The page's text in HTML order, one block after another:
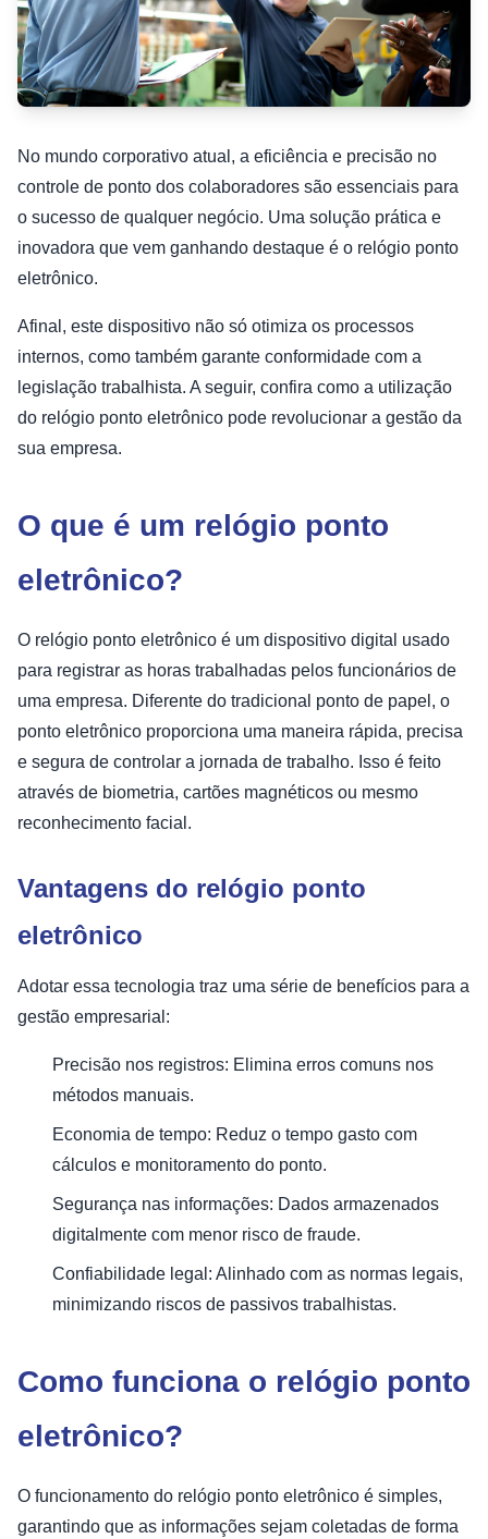
No mundo corporativo atual, a eficiência e precisão no
controle de ponto dos colaboradores são essenciais para
o sucesso de qualquer negócio. Uma solução prática e
inovadora que vem ganhando destaque é o relógio ponto
eletrônico.
Afinal, este dispositivo não só otimiza os processos
internos, como também garante conformidade com a
legislação trabalhista. A seguir, confira como a utilização
do relógio ponto eletrônico pode revolucionar a gestão da
sua empresa.
O que é um relógio ponto
eletrônico?
O relógio ponto eletrônico é um dispositivo digital usado
para registrar as horas trabalhadas pelos funcionários de
uma empresa. Diferente do tradicional ponto de papel, o
ponto eletrônico proporciona uma maneira rápida, precisa
e segura de controlar a jornada de trabalho. Isso é feito
através de biometria, cartões magnéticos ou mesmo
reconhecimento facial.
Vantagens do relógio ponto
eletrônico
Adotar essa tecnologia traz uma série de benefícios para a
gestão empresarial:
Precisão nos registros: Elimina erros comuns nos
métodos manuais.
Economia de tempo: Reduz o tempo gasto com
cálculos e monitoramento do ponto.
Segurança nas informações: Dados armazenados
digitalmente com menor risco de fraude.
Confiabilidade legal: Alinhado com as normas legais,
minimizando riscos de passivos trabalhistas.
Como funciona o relógio ponto
eletrônico?
O funcionamento do relógio ponto eletrônico é simples,
garantindo que as informações sejam coletadas de forma